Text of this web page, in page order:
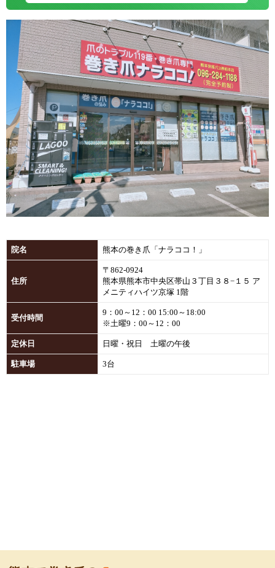
院名 熊本の巻き爪「ナラココ！」
住所
〒862-0924
熊本県熊本市中央区帯山３丁目３８−１５ ア
メニティハイツ京塚 1階
受付時間
9：00～12：00 15:00～18:00
※土曜9：00～12：00
定休日 日曜・祝日 土曜の午後
駐車場 3台